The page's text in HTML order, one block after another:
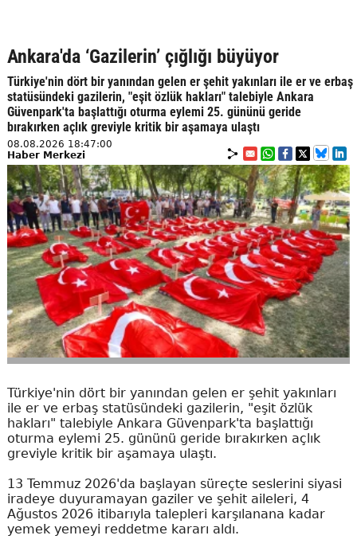
Ankara'da ‘Gazilerin’ çığlığı büyüyor
Türkiye'nin dört bir yanından gelen er şehit yakınları ile er ve erbaş
statüsündeki gazilerin, "eşit özlük hakları" talebiyle Ankara
Güvenpark'ta başlattığı oturma eylemi 25. gününü geride
bırakırken açlık greviyle kritik bir aşamaya ulaştı
08.08.2026 18:47:00
Haber Merkezi
Türkiye'nin dört bir yanından gelen er şehit yakınları
ile er ve erbaş statüsündeki gazilerin, "eşit özlük
hakları" talebiyle Ankara Güvenpark'ta başlattığı
oturma eylemi 25. gününü geride bırakırken açlık
greviyle kritik bir aşamaya ulaştı.
13 Temmuz 2026'da başlayan süreçte seslerini siyasi
iradeye duyuramayan gaziler ve şehit aileleri, 4
Ağustos 2026 itibarıyla talepleri karşılanana kadar
yemek yemeyi reddetme kararı aldı.